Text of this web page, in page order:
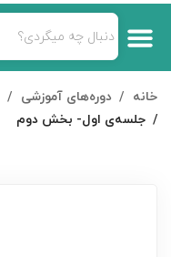
خانه دوره‌های آموزشی
جلسه‌ی اول- بخش دوم